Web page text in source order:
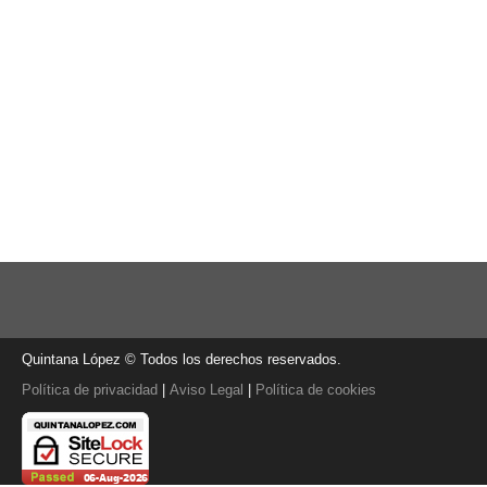
Quintana López © Todos los derechos reservados.
Política de privacidad | Aviso Legal | Política de cookies